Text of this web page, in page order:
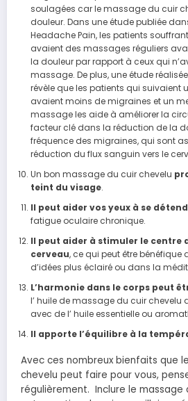
soulagées car le massage du cuir
douleur. Dans une étude publiée
Headache Pain, les patients
avaient des massages réguliers
la douleur par rapport à ceux qui
massage. Deplus, une étude
révèle que les patients qui suivaient
avaient moins de migraines et un
massage les aide à améliorer la
facteur clé dans la réduction de la
fréquence des migraines, qui sont
réduction du flux sanguin vers le
Un bon massage du cuir chevelu
teint du visage.
Il peut aider vos yeux à se
fatigue oculaire chronique.
Il peut aider à stimuler le centre
cerveau, ce qui peut être bénéfique
d’idées plus éclairé ou dans la
L’harmonie dans le corps peut
l’ huile de massage du cuir chevelu
avec de l’ huile essentielle ou
Il apporte l’équilibreà la
Avec ces nombreux bienfaits que
chevelu peut faire pour vous,
régulièrement. Inclure le massage